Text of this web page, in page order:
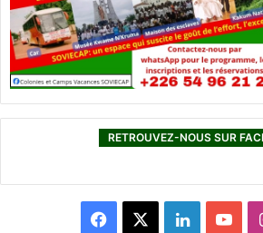
RETROUVEZ-NOUS SUR
L